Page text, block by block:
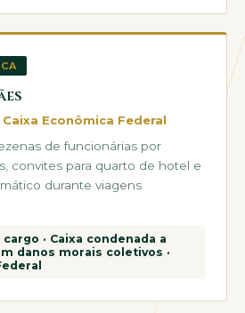
Econômica Federal
de funcionárias por
convites para quarto de hotel e
durante viagens
· Caixa condenada a
danos morais coletivos ·